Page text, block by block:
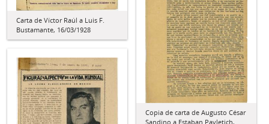
Carta de Víctor Raúl a Luis F.
Bustamante, 16/03/1928
Copia de carta de Augusto César
Sandino a Estaban Pavletich,